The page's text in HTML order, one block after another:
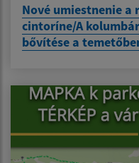
Nové umiestnenie a
cintoríne/A
bővítése a